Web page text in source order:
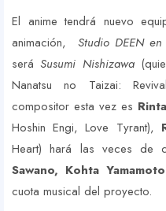
El anime tendrá nuevo
animación, Studio DEEN
seráSusumi Nishizawa
Nanatsu no Taizai:
compositor esta vez es
Hoshin Engi, Love Tyrant),
Heart) hará las veces de
Sawano, Kohta
cuota musical del proyecto.